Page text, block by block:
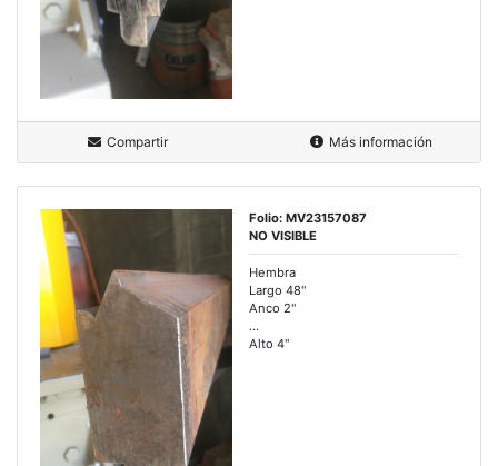
Compartir Más información
Folio: MV23157087
NO VISIBLE
Hembra
Largo 48"
Anco 2"
...
Alto 4"